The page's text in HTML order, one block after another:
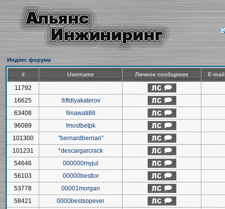
Индекс форума
# Username Личное сообщение E-
11792
16625
!liftdlyakaterov
63408
!linawati88
96089
!mostbetpk
101300
"bernardberrian"
101231
*descargarcrack
54646
000000myjul
56103
00000bestlor
53778
00001morgan
58421
0000bestsopever